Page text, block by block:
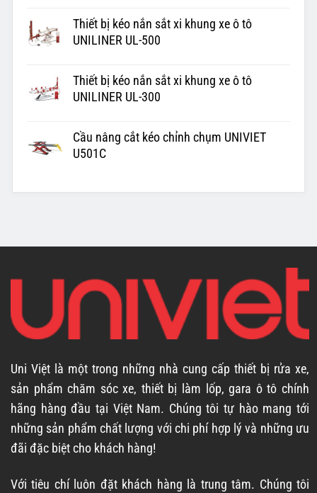
Thiết bị kéo nắn sắt xi khung xe ô tô
UNILINER UL-500
Thiết bị kéo nắn sắt xi khung xe ô tô
UNILINER UL-300
Cầu nâng cắt kéo chỉnh chụm UNIVIET
U501C
Uni Việt là một trong những nhà cung cấp thiết bị rửa xe,
sản phẩm chăm sóc xe, thiết bị làm lốp, gara ô tô chính
hãng hàng đầu tại Việt Nam. Chúng tôi tự hào mang tới
những sản phẩm chất lượng với chi phí hợp lý và những ưu
đãi đặc biệt cho khách hàng!
Với tiêu chí luôn đặt khách hàng là trung tâm. Chúng tôi